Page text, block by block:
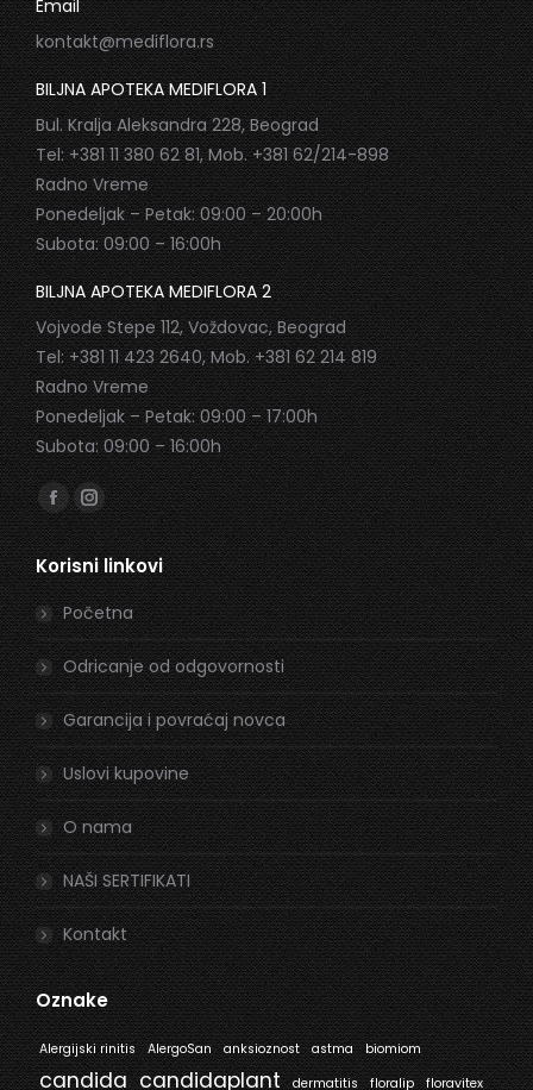
Email
kontakt@mediflora.rs
BILJNA APOTEKA MEDIFLORA 1
Bul. Kralja Aleksandra 228, Beograd
Tel: +381 11 380 62 81, Mob. +381 62/214-898
Radno Vreme
Ponedeljak – Petak: 09:00 – 20:00h
Subota: 09:00 – 16:00h
BILJNA APOTEKA MEDIFLORA 2
Vojvode Stepe 112, Voždovac, Beograd
Tel: +381 11 423 2640, Mob. +381 62 214 819
Radno Vreme
Ponedeljak – Petak: 09:00 – 17:00h
Subota: 09:00 – 16:00h
Find us on:
Facebook
page
opens
in
new
window
Instagram
page
opens
in
new
window
Korisni linkovi
Početna
Odricanje od odgovornosti
Garancija i povraćaj novca
Uslovi kupovine
O nama
NAŠI SERTIFIKATI
Kontakt
Oznake
Alergijski rinitis AlergoSan anksioznost astma biomiom
candida candidaplant dermatitis floralip floravitex